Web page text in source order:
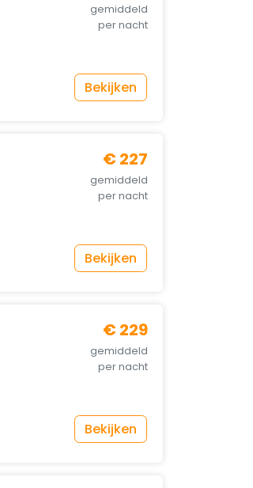
gemiddeld
per nacht
Bekijken
€ 227
gemiddeld
per nacht
Bekijken
€ 229
gemiddeld
per nacht
Bekijken